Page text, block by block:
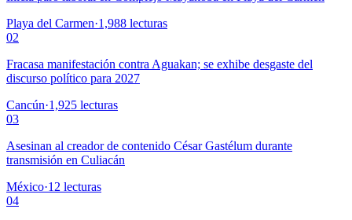
Playa del Carmen·1,988 lecturas
02
Fracasa manifestación contra Aguakan; se exhibe desgaste del
discurso político para 2027
Cancún·1,925 lecturas
03
Asesinan al creador de contenido César Gastélum durante
transmisión en Culiacán
México·12 lecturas
04